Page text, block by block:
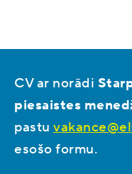
CV ar norādi
piesaistes
pastu
esošo formu.